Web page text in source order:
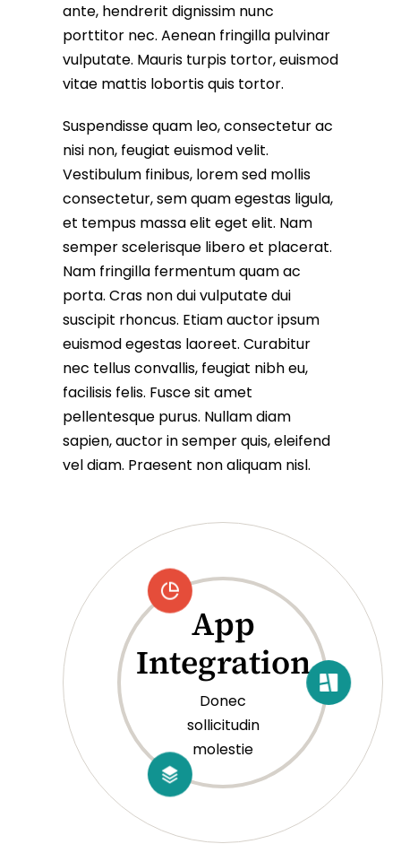
ante, hendrerit dignissim nunc
porttitor nec. Aenean fringilla pulvinar
vulputate. Mauris turpis tortor, euismod
vitae mattis lobortis quis tortor.
Suspendisse quam leo, consectetur ac
nisi non, feugiat euismod velit.
Vestibulum finibus, lorem sed mollis
consectetur, sem quam egestas ligula,
et tempus massa elit eget elit. Nam
semper scelerisque libero et placerat.
Nam fringilla fermentum quam ac
porta. Cras non dui vulputate dui
suscipit rhoncus. Etiam auctor ipsum
euismod egestas laoreet. Curabitur
nec tellus convallis, feugiat nibh eu,
facilisis felis. Fusce sit amet
pellentesque purus. Nullam diam
sapien, auctor in semper quis, eleifend
vel diam. Praesent non aliquam nisl.
App
Integration
Donec
sollicitudin
molestie